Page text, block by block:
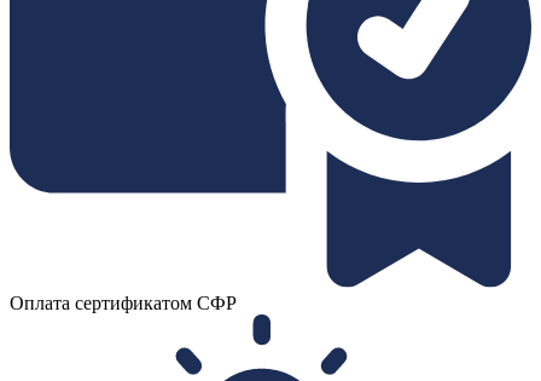
Оплата сертификатом СФР